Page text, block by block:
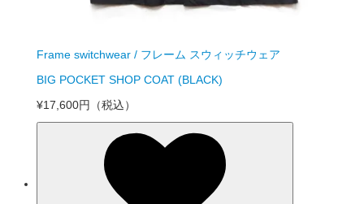
Frame switchwear / フレーム スウィッチウェア
BIG POCKET SHOP COAT (BLACK)
¥17,600円 （税込）